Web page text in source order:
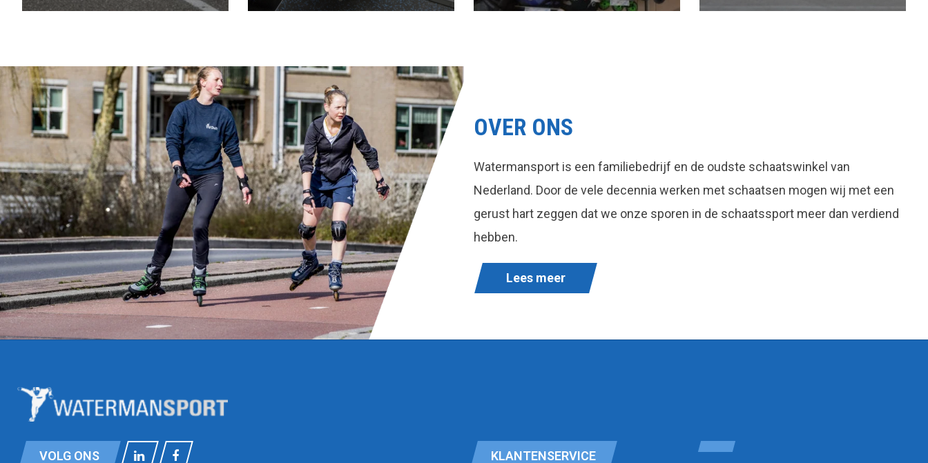
OVER ONS
Watermansport is een familiebedrijf en de oudste schaatswinkel van
Nederland. Door de vele decennia werken met schaatsen mogen wij met een
gerust hart zeggen dat we onze sporen in de schaatssport meer dan verdiend
hebben.
Lees meer
VOLG ONS KLANTENSERVICE